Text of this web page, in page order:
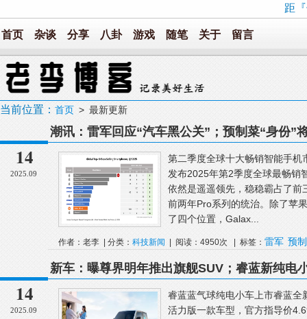
距
首页 杂谈 分享 八卦 游戏 随笔 关于 留言
当前位置： 首页 > 最新更新
14
2025.09
潮讯：雷军回应“汽车黑公关”；预制菜“身份”
了；OriginOS6互联升级
第二季度全球十大畅销智能手
发布2025年第2季度全球最畅销
依然是遥遥领先，稳稳霸占了
前两年Pro系列的统治。除了苹
了四个位置，Galax...
作者：老李 | 分类： 科技新闻 | 阅读：4950次 | 标签： 雷军 预制
14
2025.09
新车：曝尊界明年推出旗舰SUV；睿蓝新纯电
车图曝光；追觅汽车宣布完成首轮融资
睿蓝蓝气球纯电小车上市睿蓝
活力版一款车型，官方指导价